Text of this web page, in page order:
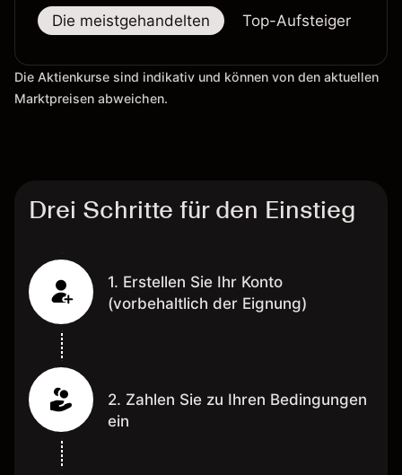
Die meistgehandelten Top-Aufsteiger
Die Aktienkurse sind indikativ und können von den aktuellen
Marktpreisen abweichen.
Drei Schritte für den Einstieg
1. Erstellen Sie Ihr Konto
(vorbehaltlich der Eignung)
2. Zahlen Sie zu Ihren Bedingungen
ein